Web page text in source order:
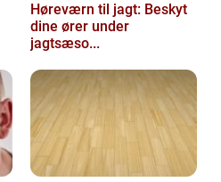
Høreværn til jagt: Beskyt
dine ører under
jagtsæso...